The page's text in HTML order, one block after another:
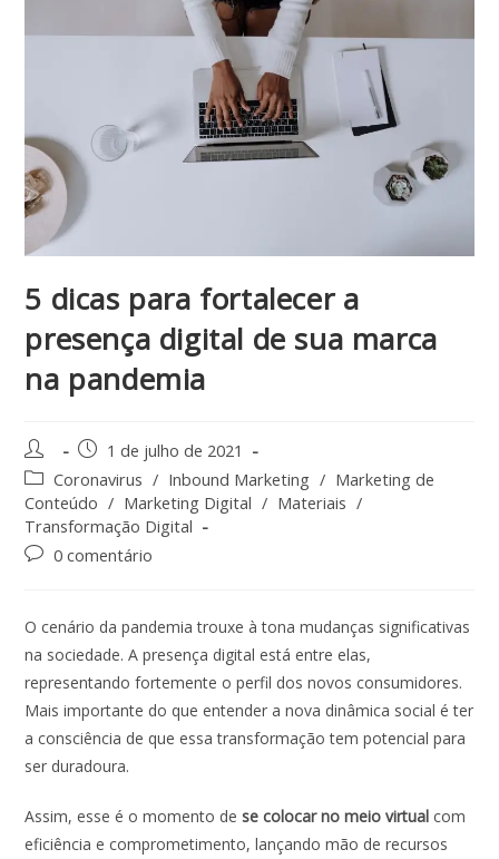
5 dicas para fortalecer a
presença digital de sua marca
na pandemia
1 de julho de 2021
Coronavirus / Inbound Marketing / Marketing de
Conteúdo / Marketing Digital / Materiais /
Transformação Digital
0 comentário
O cenário dapandemia trouxe à tona mudanças significativas
na sociedade. Apresença digital está entre elas,
representando fortemente o perfil dos novos consumidores.
Mais importante do que entender a nova dinâmica social é ter
a consciência de que essa transformação tem potencial para
ser duradoura.
Assim, esse é o momento dese colocar no meio virtual com
eficiência e comprometimento, lançando mão de recursos